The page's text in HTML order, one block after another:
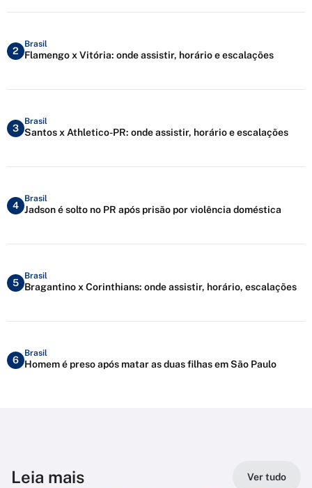
2
Brasil
Flamengo x Vitória: onde assistir, horário e escalações
3
Brasil
Santos x Athletico-PR: onde assistir, horário e escalações
4
Brasil
Jadson é solto no PR após prisão por violência doméstica
5
Brasil
Bragantino x Corinthians: onde assistir, horário, escalações
6
Brasil
Homem é preso após matar as duas filhas em São Paulo
Leia mais Ver tudo